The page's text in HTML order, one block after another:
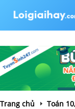
Trang chủ Toán